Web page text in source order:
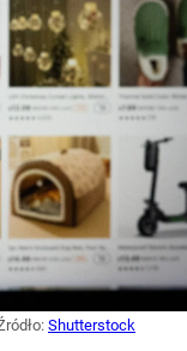
Shutterstock